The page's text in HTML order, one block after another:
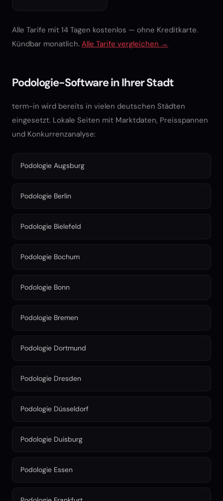
Alle Tarife mit 14 Tagen kostenlos — ohne Kreditkarte.
Kündbar monatlich. Alle Tarife vergleichen →
Podologie-Software in Ihrer Stadt
term-in wird bereits in vielen deutschen Städten
eingesetzt. Lokale Seiten mit Marktdaten, Preisspannen
und Konkurrenzanalyse:
Podologie Augsburg
Podologie Berlin
Podologie Bielefeld
Podologie Bochum
Podologie Bonn
Podologie Bremen
Podologie Dortmund
Podologie Dresden
Podologie Düsseldorf
Podologie Duisburg
Podologie Essen